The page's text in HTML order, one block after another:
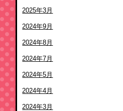
2025年3月
2024年9月
2024年8月
2024年7月
2024年5月
2024年4月
2024年3月